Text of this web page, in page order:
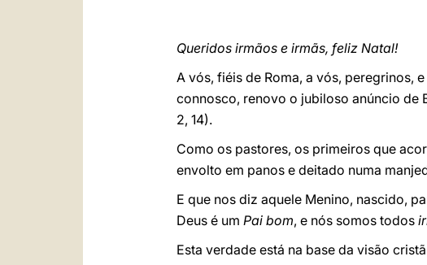
Queridos irmãos e irmãs, feliz Natal!
A vós, fiéis de Roma, a vós, peregrinos,
connosco, renovo o jubiloso anúncio de
2, 14).
Como os pastores, os primeiros que
envolto em panos e deitado numa
E que nos diz aquele Menino, nascido,
Deus é um Pai bom, e nós somos todos
Esta verdade está na base da visão